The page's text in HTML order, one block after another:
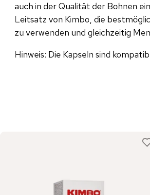
auch in der Qualität der Bohnen
Leitsatz von Kimbo, die
zu verwenden und gleichzeitig
Hinweis: Die Kapseln sind